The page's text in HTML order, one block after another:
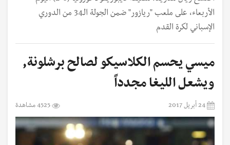
الأربعاء، على ملعب "ريازور" ضمن الجولة الـ34 من الدوري
الإسباني لكرة القدم
ميسي يحسم الكلاسيكو لصالح برشلونة,
ويشعل الليغا مجدداً
24 أبريل 2017 4525 مشاهدة